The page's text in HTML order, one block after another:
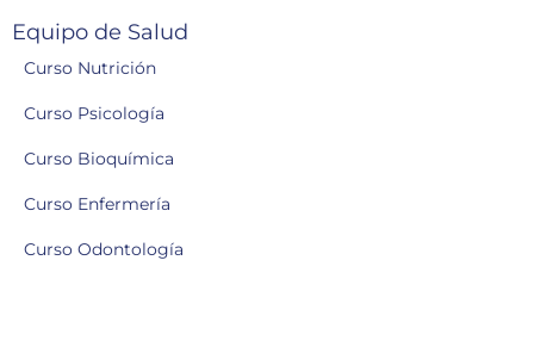
Equipo de Salud
Curso Nutrición
Curso Psicología
Curso Bioquímica
Curso Enfermería
Curso Odontología